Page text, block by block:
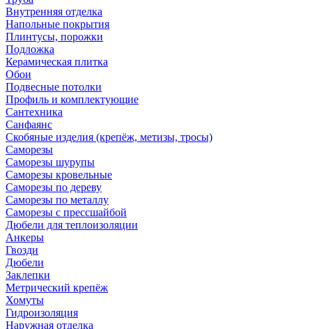
Внутренняя отделка
Напольные покрытия
Плинтусы, порожки
Подложка
Керамическая плитка
Обои
Подвесные потолки
Профиль и комплектующие
Сантехника
Санфаянс
Скобяные изделия (крепёж, метизы, тросы)
Саморезы
Саморезы шурупы
Саморезы кровельные
Саморезы по дереву
Саморезы по металлу
Саморезы с прессшайбой
Дюбели для теплоизоляции
Анкеры
Гвозди
Дюбели
Заклепки
Метрический крепёж
Хомуты
Гидроизоляция
Наружная отделка